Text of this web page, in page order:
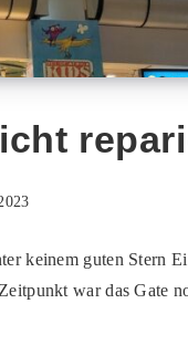
keinem guten Stern
war das Gate